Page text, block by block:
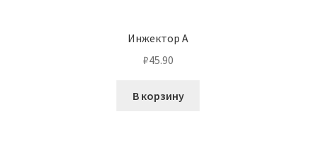
Инжектор А
₽45.90
В корзину